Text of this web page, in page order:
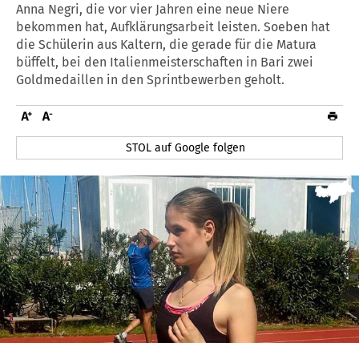
Anna Negri, die vor vier Jahren eine neue Niere
bekommen hat, Aufklärungsarbeit leisten. Soeben hat
die Schülerin aus Kaltern, die gerade für die Matura
büffelt, bei den Italienmeisterschaften in Bari zwei
Goldmedaillen in den Sprintbewerben geholt.
STOL auf Google folgen